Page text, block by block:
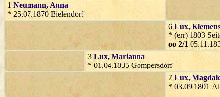
1 Neumann, Anna
* 25.07.1870 Bielendorf
6 Lux, Klemens
* (err) 1803
oo 2/1
3 Lux, Marianna
* 01.04.1835 Gompersdorf
7 Lux,
* 03.09.1801